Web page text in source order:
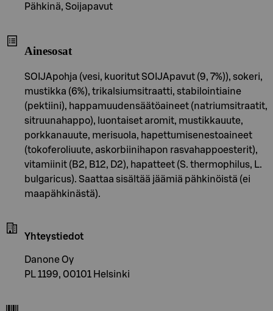
Pähkinä, Soijapavut
Ainesosat
SOIJApohja (vesi, kuoritut SOIJApavut (9, 7%)), sokeri,
mustikka (6%), trikalsiumsitraatti, stabilointiaine
(pektiini), happamuudensäätöaineet (natriumsitraatit,
sitruunahappo), luontaiset aromit, mustikkauute,
porkkanauute, merisuola, hapettumisenestoaineet
(tokoferoliuute, askorbiinihapon rasvahappoesterit),
vitamiinit (B2, B12, D2), hapatteet (S. thermophilus, L.
bulgaricus). Saattaa sisältää jäämiä pähkinöistä (ei
maapähkinästä).
Yhteystiedot
Danone Oy
PL 1199, 00101 Helsinki